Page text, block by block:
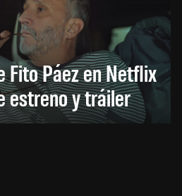
Fito Páez en Netflix
estreno y tráiler